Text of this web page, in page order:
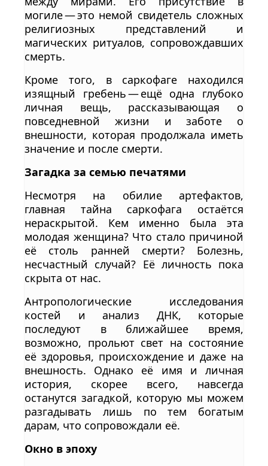
могиле — это немой свидетель сложных
религиозных представлений и
магических ритуалов, сопровождавших
смерть.
Кроме того, в саркофаге находился
изящный гребень — ещё одна глубоко
личная вещь, рассказывающая о
повседневной жизни и заботе о
внешности, которая продолжала иметь
значение и после смерти.
Загадка за семью печатями
Несмотря на обилие артефактов,
главная тайна саркофага остаётся
нераскрытой. Кем именно была эта
молодая женщина? Что стало причиной
её столь ранней смерти? Болезнь,
несчастный случай? Её личность пока
скрыта от нас.
Антропологические исследования
костей и анализ ДНК, которые
последуют в ближайшее время,
возможно, прольют свет на состояние
её здоровья, происхождение и даже на
внешность. Однако её имя и личная
история, скорее всего, навсегда
останутся загадкой, которую мы можем
разгадывать лишь по тем богатым
дарам, что сопровождали её.
Окно в эпоху